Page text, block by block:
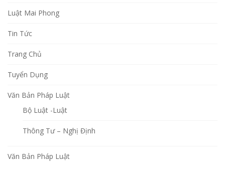
Luật Mai Phong
Tin Tức
Trang Chủ
Tuyển Dụng
Văn Bản Pháp Luật
Bộ Luật -Luật
Thông Tư – Nghị Định
Văn Bản Pháp Luật